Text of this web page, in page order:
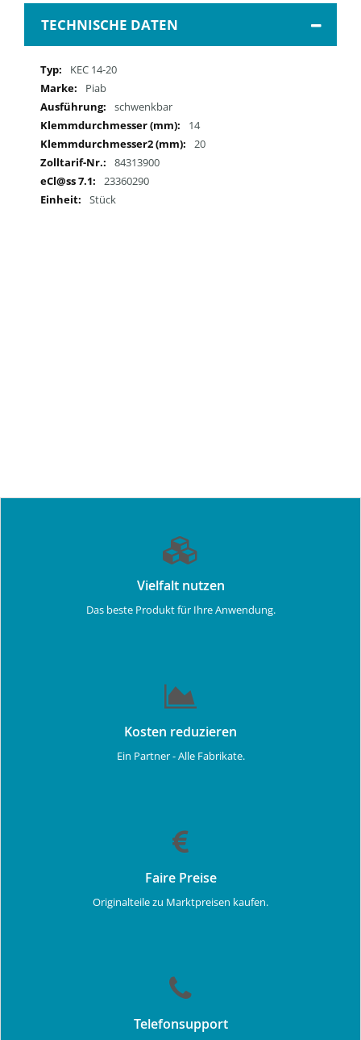
TECHNISCHE DATEN
Mehr
Informationen
KEC 14-20
Piab
schwenkbar
14
20
84313900
23360290
Stück
Vielfalt nutzen
Das beste Produkt für Ihre Anwendung.
Kosten reduzieren
Ein Partner - Alle Fabrikate.
Faire Preise
Originalteile zu Marktpreisen kaufen.
Telefonsupport